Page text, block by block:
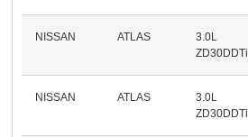
NISSAN ATLAS
3.0L
ZD30DDTi
NISSAN ATLAS
3.0L
ZD30DDTi